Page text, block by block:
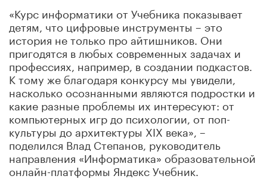
«Курс информатики от Учебника показывает
детям, что цифровые инструменты – это
история не только про айтишников. Они
пригодятся в любых современных задачах и
профессиях, например, в создании подкастов.
К тому же благодаря конкурсу мы увидели,
насколько осознанными являются подростки и
какие разные проблемы их интересуют: от
компьютерных игр до психологии, от поп-
культуры до архитектуры XIX века», –
поделился Влад Степанов, руководитель
направления «Информатика» образовательной
онлайн-платформы Яндекс Учебник.